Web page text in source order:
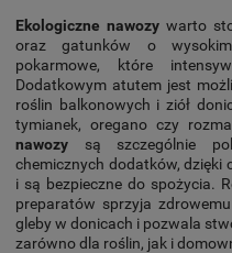
Ekologiczne nawozy warto
oraz gatunków o
pokarmowe, które
Dodatkowym atutem jest
roślin balkonowych i ziół
tymianek, oregano czy
nawozy są szczególnie
chemicznych dodatków, dzięki
i są bezpieczne do spożycia.
preparatów sprzyja
gleby w donicach i pozwala
zarówno dla roślin, jak i